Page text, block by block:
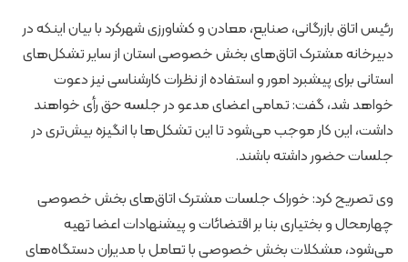
رئیس اتاق بازرگانی، صنایع، معادن و کشاورزی شهرکرد با بیان اینکه در
دبیرخانه مشترک اتاق‌های بخش خصوصی استان از سایر تشکل‌های
استانی برای پیشبرد امور و استفاده از نظرات کارشناسی نیز دعوت
خواهد شد، گفت: تمامی اعضای مدعو در جلسه حق رأی خواهند
داشت، این کار موجب می‌شود تا این تشکل‌ها با انگیزه بیش‌تری در
جلسات حضور داشته باشند.
وی تصریح کرد: خوراک جلسات مشترک اتاق‌های بخش خصوصی
چهارمحال و بختیاری بنا بر اقتضائات و پیشنهادات اعضا تهیه
می‌شود، مشکلات بخش خصوصی با تعامل با مدیران دستگاه‌های